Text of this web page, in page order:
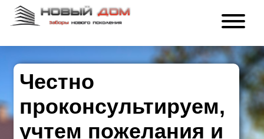
Честно
проконсультируем,
учтем пожелания и